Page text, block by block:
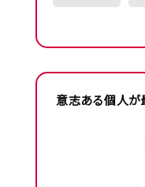
意志ある個人